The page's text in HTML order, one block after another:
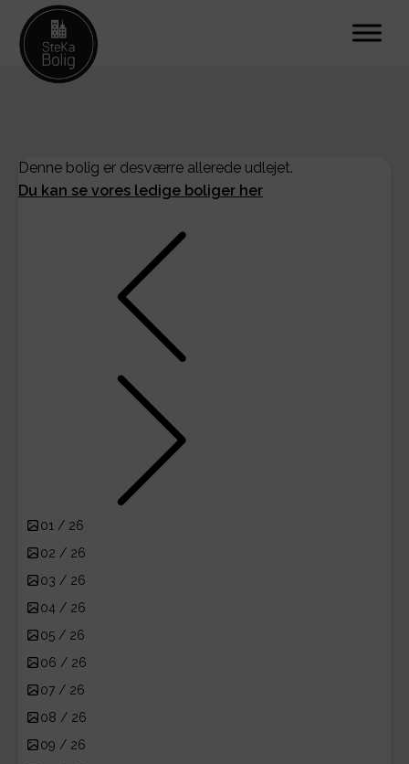
Denne bolig er desværre allerede udlejet.
Du kan se vores ledige boliger her
01 / 26
02 / 26
03 / 26
04 / 26
05 / 26
06 / 26
07 / 26
08 / 26
09 / 26